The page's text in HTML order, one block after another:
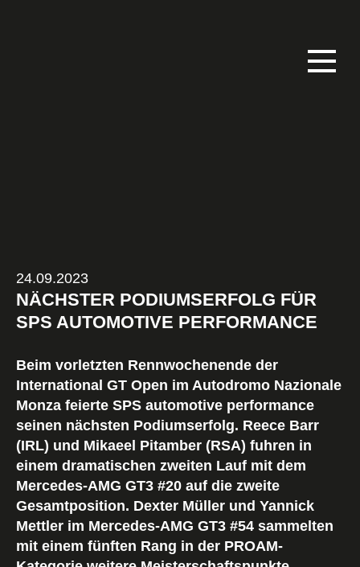
24.09.2023
NÄCHSTER PODIUMSERFOLG FÜR
SPS AUTOMOTIVE PERFORMANCE
Beim vorletzten Rennwochenende der
International GT Open im Autodromo Nazionale
Monza feierte SPS automotive performance
seinen nächsten Podiumserfolg. Reece Barr
(IRL) und Mikaeel Pitamber (RSA) fuhren in
einem dramatischen zweiten Lauf mit dem
Mercedes-AMG GT3 #20 auf die zweite
Gesamtposition. Dexter Müller und Yannick
Mettler im Mercedes-AMG GT3 #54 sammelten
mit einem fünften Rang in der PROAM-